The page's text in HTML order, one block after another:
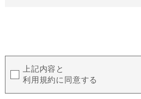
上記内容と
利用規約に同意する